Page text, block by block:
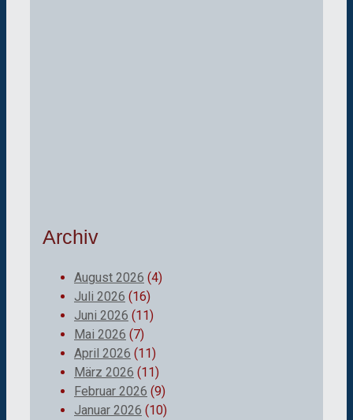
Archiv
August 2026 (4)
Juli 2026 (16)
Juni 2026 (11)
Mai 2026 (7)
April 2026 (11)
März 2026 (11)
Februar 2026 (9)
Januar 2026 (10)